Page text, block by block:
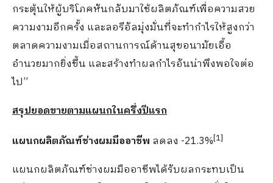
กระตุ้นให้ผู้บริโภคหันกลับมาใช้ผลิตภัณฑ์เพื่อความสวย
ความงามอีกครั้ง และลอรีอัลมุ่งมั่นที่จะทำกำไรให้สูงกว่า
ตลาดความงามเมื่อสถานการณ์ด้านสุขอนามัยเอื้อ
อำนวยมากยิ่งขึ้น และสร้างทำผลกำไรอันน่าพึงพอใจต่อ
ไป”
สรุปยอดขายตามแผนกในครึ่งปีแรก
แผนกผลิตภัณฑ์ช่างผมมืออาชีพ ลดลง -21.3%[1]
แผนกผลิตภัณฑ์ช่างผมมืออาชีพได้รับผลกระทบเป็น